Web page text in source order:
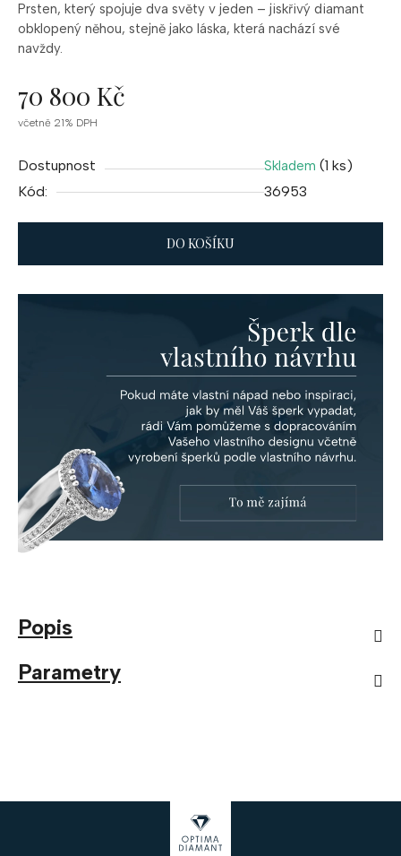
Prsten, který spojuje dva světy v jeden – jiskřivý diamant
obklopený něhou, stejně jako láska, která nachází své
navždy.
70 800 Kč
Měrná
včetně 21% DPH
Dostupnost Skladem (1 ks)
Kód:
36953
DO KOŠÍKU
Popis
Parametry